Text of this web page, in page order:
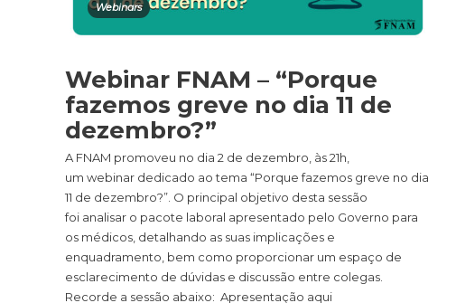
Webinars
Webinar FNAM – “Porque
fazemos greve no dia 11 de
dezembro?”
A FNAM promoveu no dia 2 de dezembro, às 21h,
um webinar dedicado ao tema “Porque fazemos greve no dia
11 de dezembro?”. O principal objetivo desta sessão
foi analisar o pacote laboral apresentado pelo Governo para
os médicos, detalhando as suas implicações e
enquadramento, bem como proporcionar um espaço de
esclarecimento de dúvidas e discussão entre colegas.
Recorde a sessão abaixo: Apresentação aqui